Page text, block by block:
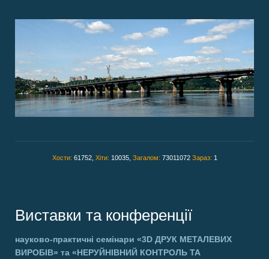
Хости: 61752, Хіти: 10035, Загалом: 73011072 Зараз: 1
Виставки та конференції
науково-практичні семінари «3D ДРУК МЕТАЛЕВИХ
ВИРОБІВ» та «НЕРУЙНІВНИЙ КОНТРОЛЬ ТА